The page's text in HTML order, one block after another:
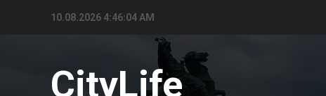
10.08.2026 4:46:05 AM
CityLife